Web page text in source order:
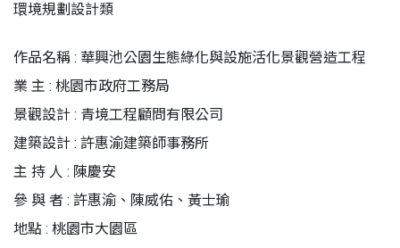
環境規劃設計類
作品名稱 : 華興池公園生態綠化與設施活化景觀營造工程
業 主 : 桃園市政府工務局
景觀設計 : 青境工程顧問有限公司
建築設計 : 許惠渝建築師事務所
主 持 人 : 陳慶安
參 與 者 : 許惠渝、陳威佑、黃士瑜
地點 : 桃園市大園區